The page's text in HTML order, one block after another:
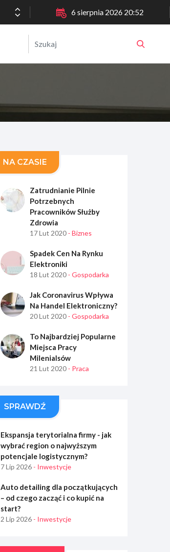
6 sierpnia 2026 20:52
NA CZASIE
Zatrudnianie Pilnie
Potrzebnych
Pracowników Służby
Zdrowia
17 Lut 2020 - Biznes
Spadek Cen Na Rynku
Elektroniki
18 Lut 2020 - Gospodarka
Jak Coronavirus Wpływa
Na Handel Elektroniczny?
20 Lut 2020 - Gospodarka
To Najbardziej Popularne
Miejsca Pracy
Milenialsów
21 Lut 2020 - Praca
SPRAWDŹ
Ekspansja terytorialna firmy - jak
wybrać region o najwyższym
potencjale logistycznym?
7 Lip 2026 - Inwestycje
Auto detailing dla początkujących
– od czego zacząć i co kupić na
start?
2 Lip 2026 - Inwestycje